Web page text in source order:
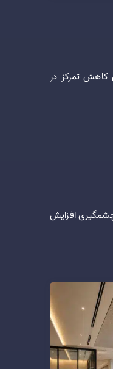
کاهش تمرکز در
افزایش